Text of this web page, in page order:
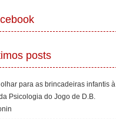
posts
olhar para as brincadeiras infantis à
Psicologia do Jogo de D.B.